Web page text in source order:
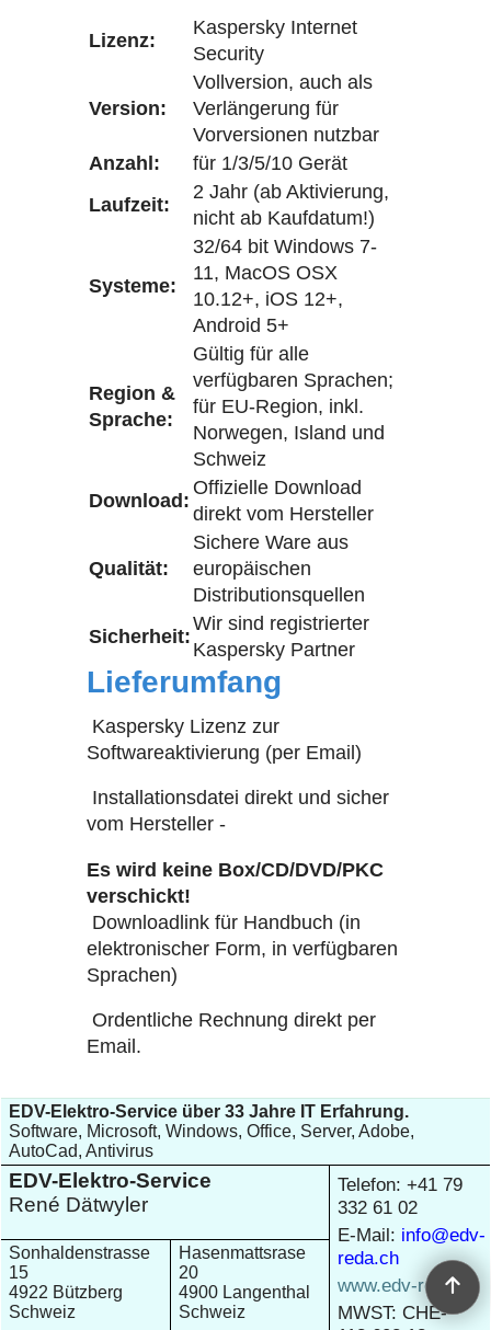
Lizenz:
Kaspersky Internet
Security
Version:
Vollversion, auch als
Verlängerung für
Vorversionen nutzbar
Anzahl:
für 1/3/5/10 Gerät
Laufzeit:
2 Jahr (ab Aktivierung,
nicht ab Kaufdatum!)
Systeme:
32/64 bit Windows 7-
11, MacOS OSX
10.12+, iOS 12+,
Android 5+
Region &
Sprache:
Gültig für alle
verfügbaren Sprachen;
für EU-Region, inkl.
Norwegen, Island und
Schweiz
Download:
Offizielle Download
direkt vom Hersteller
Qualität:
Sichere Ware aus
europäischen
Distributionsquellen
Sicherheit:
Wir sind registrierter
Kaspersky Partner
Lieferumfang
Kaspersky Lizenz zur
Softwareaktivierung (per Email)
Installationsdatei direkt und sicher
vom Hersteller -
Es wird keine Box/CD/DVD/PKC
verschickt!
Downloadlink für Handbuch (in
elektronischer Form, in verfügbaren
Sprachen)
Ordentliche Rechnung direkt per
Email.
EDV-Elektro-Service über 33 Jahre IT Erfahrung.
Software, Microsoft, Windows, Office, Server, Adobe,
AutoCad, Antivirus
EDV-Elektro-Service
René Dätwyler
Telefon: +41 79
332 61 02
E-Mail: info@edv-
reda.ch
www.edv-reda.ch
MWST: CHE-
Sonhaldenstrasse
15
4922 Bützberg
Schweiz
Hasenmattsrase
20
4900 Langenthal
Schweiz